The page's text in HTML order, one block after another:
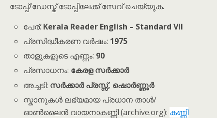
ടോപ്പ്/ഡേസ്ക് ടോപ്പിലേക്ക് സേവ് ചെയ്യുക.
പേര്:Kerala Reader English – Standard VII
പ്രസിദ്ധീകരണ വർഷം: 1975
താളുകളുടെ എണ്ണം: 90
പ്രസാധനം: കേരള സർക്കാർ
അച്ചടി: സർക്കാർ പ്രസ്സ്, ഷൊർണ്ണൂർ
സ്കാനുകൾ ലഭ്യമായ പ്രധാന താൾ/
ഓൺലൈൻ വായനാകണ്ണി (archive.org): കണ്ണി